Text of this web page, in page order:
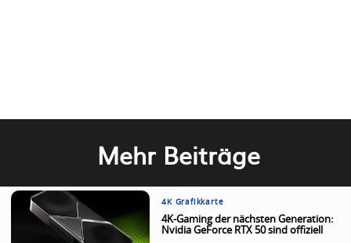
Mehr Beiträge
4K Grafikkarte
4K-Gaming der nächsten Generation:
Nvidia GeForce RTX 50 sind offiziell